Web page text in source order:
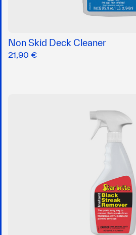
Non Skid Deck Cleaner
21,90 €